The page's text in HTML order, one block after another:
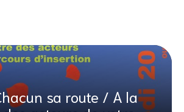
sa route / A la